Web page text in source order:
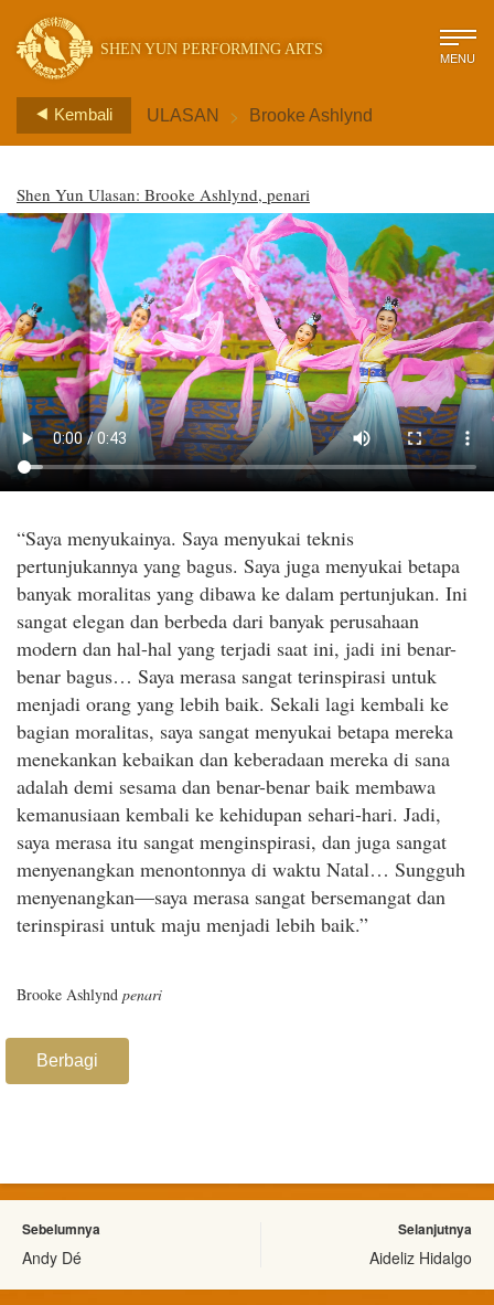
SHEN YUN PERFORMING ARTS MENU
Kembali ULASAN > Brooke Ashlynd
Shen Yun Ulasan: Brooke Ashlynd, penari
“Saya menyukainya. Saya menyukai teknis
pertunjukannya yang bagus. Saya juga menyukai betapa
banyak moralitas yang dibawa ke dalam pertunjukan. Ini
sangat elegan dan berbeda dari banyak perusahaan
modern dan hal-hal yang terjadi saat ini, jadi ini benar-
benar bagus… Saya merasa sangat terinspirasi untuk
menjadi orang yang lebih baik. Sekali lagi kembali ke
bagian moralitas, saya sangat menyukai betapa mereka
menekankan kebaikan dan keberadaan mereka di sana
adalah demi sesama dan benar-benar baik membawa
kemanusiaan kembali ke kehidupan sehari-hari. Jadi,
saya merasa itu sangat menginspirasi, dan juga sangat
menyenangkan menontonnya di waktu Natal… Sungguh
menyenangkan—saya merasa sangat bersemangat dan
terinspirasi untuk maju menjadi lebih baik.”
Brooke Ashlynd penari
Berbagi
Sebelumnya
Andy Dé
Selanjutnya
Aideliz Hidalgo